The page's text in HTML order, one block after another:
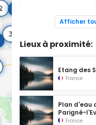
Espèces de
Gestionnaire de la Pêche
Réglementation 2ème
l'affichage en place pour
Afficher
Lieux à proximité:
Etang des
France
Plan d'eau
Parigné-
France